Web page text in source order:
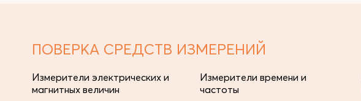
ПОВЕРКА СРЕДСТВ ИЗМЕРЕНИЙ
Измерители электрических и
магнитных величин
Измерители времени и
частоты